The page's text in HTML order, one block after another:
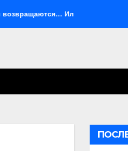
Или не возвращаются